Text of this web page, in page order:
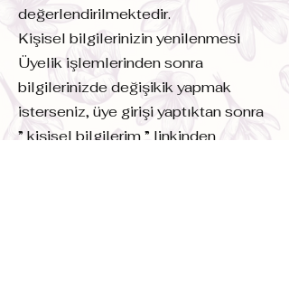
değerlendirilmektedir.
Kişisel bilgilerinizin yenilenmesi
Üyelik işlemlerinden sonra
bilgilerinizde değişikik yapmak
isterseniz, üye girişi yaptıktan sonra
” kişisel bilgilerim ” linkinden